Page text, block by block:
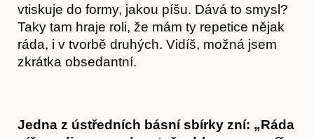
O nás
vtiskuje do formy, jakou píšu. Dává to smysl?
Taky tam hraje roli, že mám ty repetice nějak
ráda, i v tvorbě druhých. Vidíš, možná jsem
zkrátka obsedantní.
Jedna z ústředních básní sbírky zní: „Ráda